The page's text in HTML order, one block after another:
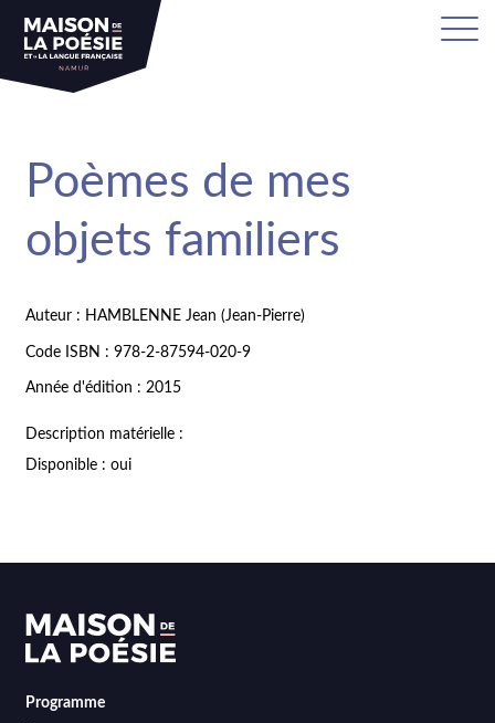
Poèmes de mes
objets familiers
Auteur : HAMBLENNE Jean (Jean-Pierre)
Code ISBN : 978-2-87594-020-9
Année d'édition : 2015
Description matérielle :
Disponible : oui
Programme